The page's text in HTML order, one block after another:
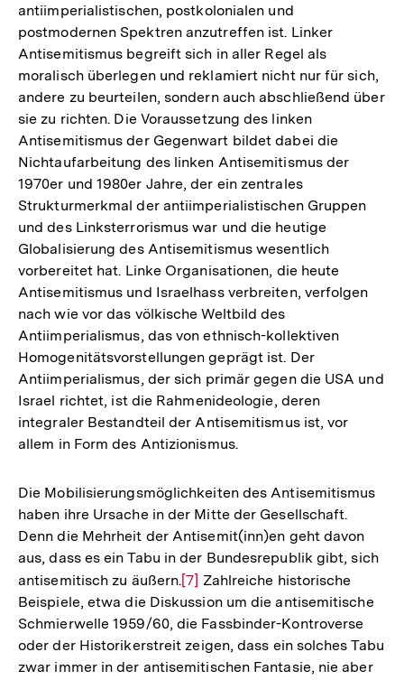
antiimperialistischen, postkolonialen und
postmodernen Spektren anzutreffen ist. Linker
Antisemitismus begreift sich in aller Regel als
moralisch überlegen und reklamiert nicht nur für sich,
andere zu beurteilen, sondern auch abschließend über
sie zu richten. Die Voraussetzung des linken
Antisemitismus der Gegenwart bildet dabei die
Nichtaufarbeitung des linken Antisemitismus der
1970er und 1980er Jahre, der ein zentrales
Strukturmerkmal der antiimperialistischen Gruppen
und des Linksterrorismus war und die heutige
Globalisierung des Antisemitismus wesentlich
vorbereitet hat. Linke Organisationen, die heute
Antisemitismus und Israelhass verbreiten, verfolgen
nach wie vor das völkische Weltbild des
Antiimperialismus, das von ethnisch-kollektiven
Homogenitätsvorstellungen geprägt ist. Der
Antiimperialismus, der sich primär gegen die USA und
Israel richtet, ist die Rahmenideologie, deren
integraler Bestandteil der Antisemitismus ist, vor
allem in Form des Antizionismus.
Die Mobilisierungsmöglichkeiten des Antisemitismus
haben ihre Ursache in der Mitte der Gesellschaft.
Denn die Mehrheit der Antisemit(inn)en geht davon
aus, dass es ein Tabu in der Bundesrepublik gibt, sich
antisemitisch zu äußern.Zur
Auflösung
der
Fußnote
[7] Zahlreiche historische
Beispiele, etwa die Diskussion um die antisemitische
Schmierwelle 1959/60, die Fassbinder-Kontroverse
oder der Historikerstreit zeigen, dass ein solches Tabu
zwar immer in der antisemitischen Fantasie, nie aber